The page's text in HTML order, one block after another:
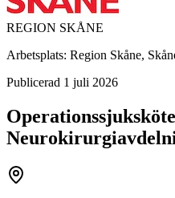
REGION SKÅNE
Arbetsplats: Region Skåne,
Publicerad 1 juli 2026